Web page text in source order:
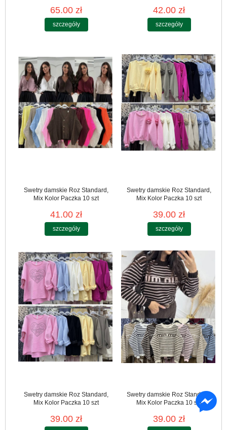
65.00 zł
szczegóły
42.00 zł
szczegóły
Swetry damskie Roz Standard,
Mix Kolor Paczka 10 szt
41.00 zł
szczegóły
Swetry damskie Roz Standard,
Mix Kolor Paczka 10 szt
39.00 zł
szczegóły
Swetry damskie Roz Standard,
Mix Kolor Paczka 10 szt
39.00 zł
Swetry damskie Roz Standard,
Mix Kolor Paczka 10 szt
39.00 zł